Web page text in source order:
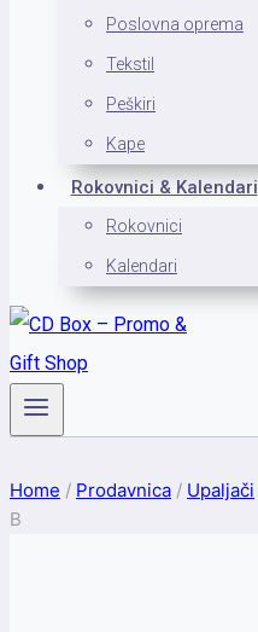
Poslovna oprema
Tekstil
Peškiri
Kape
Rokovnici & Kalendari
Rokovnici
Kalendari
Home / Prodavnica / Upaljači
B